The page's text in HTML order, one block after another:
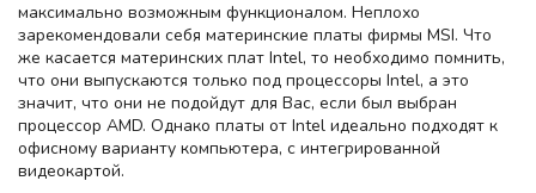
максимально возможным функционалом. Неплохо
зарекомендовали себя материнские платы фирмы MSI. Что
же касается материнских плат Intel, то необходимо помнить,
что они выпускаются только под процессоры Intel, а это
значит, что они не подойдут для Вас, если был выбран
процессор AMD. Однако платы от Intel идеально подходят к
офисному варианту компьютера, с интегрированной
видеокартой.